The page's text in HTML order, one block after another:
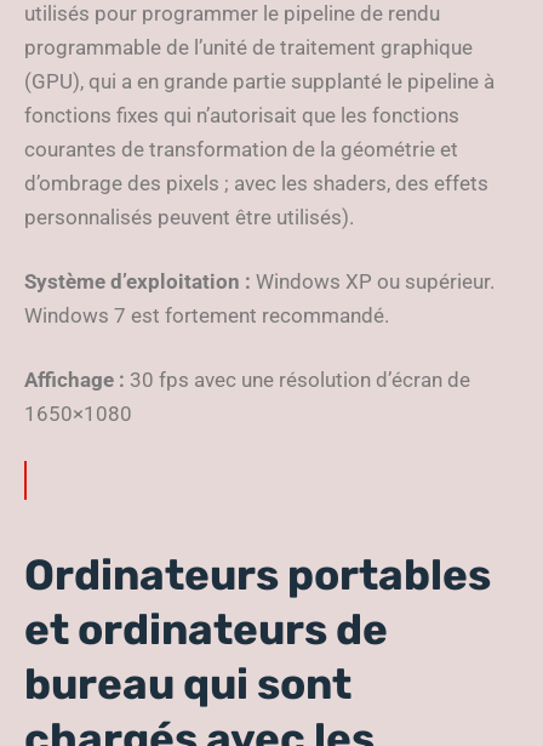
utilisés pour programmer le pipeline de rendu
programmable de l’unité de traitement graphique
(GPU), qui a en grande partie supplanté le pipeline à
fonctions fixes qui n’autorisait que les fonctions
courantes de transformation de la géométrie et
d’ombrage des pixels ; avec les shaders, des effets
personnalisés peuvent être utilisés).
Système d’exploitation : Windows XP ou supérieur.
Windows 7 est fortement recommandé.
Affichage : 30 fps avec une résolution d’écran de
1650×1080
Ordinateurs portables
et ordinateurs de
bureau qui sont